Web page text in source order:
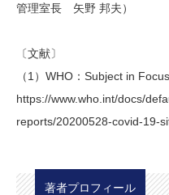
管理室長 矢野 邦夫）
〔文献〕
（1）WHO：Subject in
https://www.who.int/docs/
reports/20200528-covid-19-
著者プロフィール